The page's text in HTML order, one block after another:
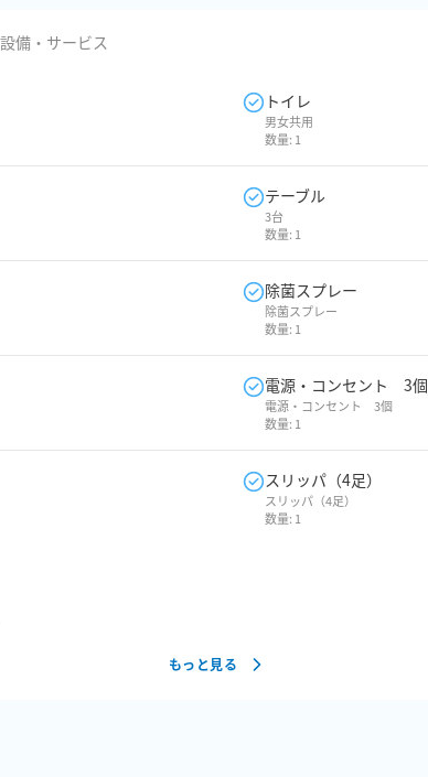
備・サービス
トイレ
男女共用
数量: 1
テーブル
3台
数量: 1
除菌スプレー
除菌スプレー
数量: 1
電源・コンセント 3個
電源・コンセント 3個
数量: 1
スリッパ（4足）
スリッパ（4足）
数量: 1
もっと見る